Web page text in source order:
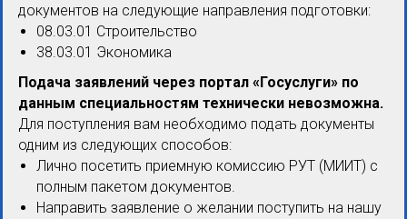
документов на следующие направления подготовки:
08.03.01 Строительство
38.03.01 Экономика
Подача заявлений через портал «Госуслуги» по
данным специальностям технически невозможна.
Для поступления вам необходимо подать документы
одним из следующих способов:
Лично посетить приемную комиссию РУТ (МИИТ) с
полным пакетом документов.
Направить заявление о желании поступить на нашу